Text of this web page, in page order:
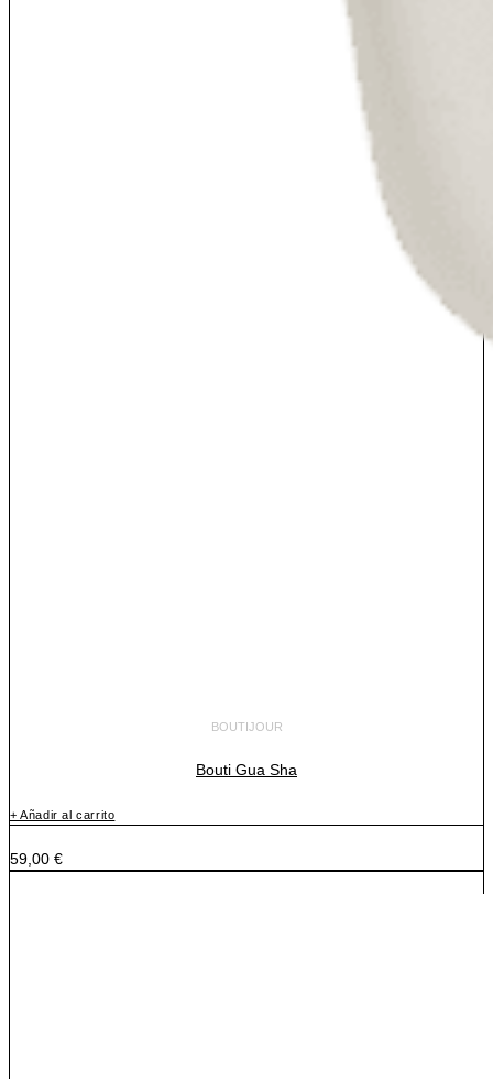
BOUTIJOUR
Bouti Gua Sha
+ Añadir al carrito
59,00 €